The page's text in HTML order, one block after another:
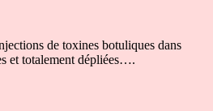
de toxines botuliques dans
et totalement dépliées….